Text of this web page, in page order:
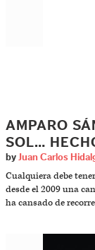
AMPARO
SOL…
by Juan Carlos
Cualquiera debe
desde el 2009 una
ha cansado de